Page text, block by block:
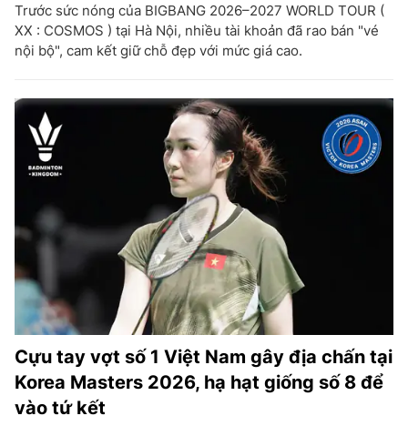
Trước sức nóng của BIGBANG 2026–2027 WORLD TOUR (
XX : COSMOS ) tại Hà Nội, nhiều tài khoản đã rao bán "vé
nội bộ", cam kết giữ chỗ đẹp với mức giá cao.
Cựu tay vợt số 1 Việt Nam gây địa chấn tại
Korea Masters 2026, hạ hạt giống số 8 để
vào tứ kết